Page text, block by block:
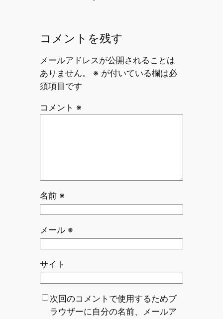
コメントを残す
メールアドレスが公開されることは
ありません。
※ が付いている欄は必
須項目です
コメント ※
名前 ※
メール ※
サイト
次回のコメントで使用するためブ
ラウザーに自分の名前、メールア